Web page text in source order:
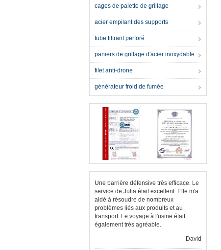
cages de palette de grillage
acier empilant des supports
tube filtrant perforé
paniers de grillage d'acier inoxydable
filet anti-drone
générateur froid de fumée
Une barrière défensive très efficace. Le
service de Julia était excellent. Elle m'a
aidé à résoudre de nombreux
problèmes liés aux produits et au
transport. Le voyage à l'usine était
également très agréable.
—— David